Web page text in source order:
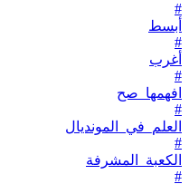
#
أبسط
#
أغرب
#
افهمها_صح
#
العلم_في_المونديال
#
الكعبة_المشرفة
#